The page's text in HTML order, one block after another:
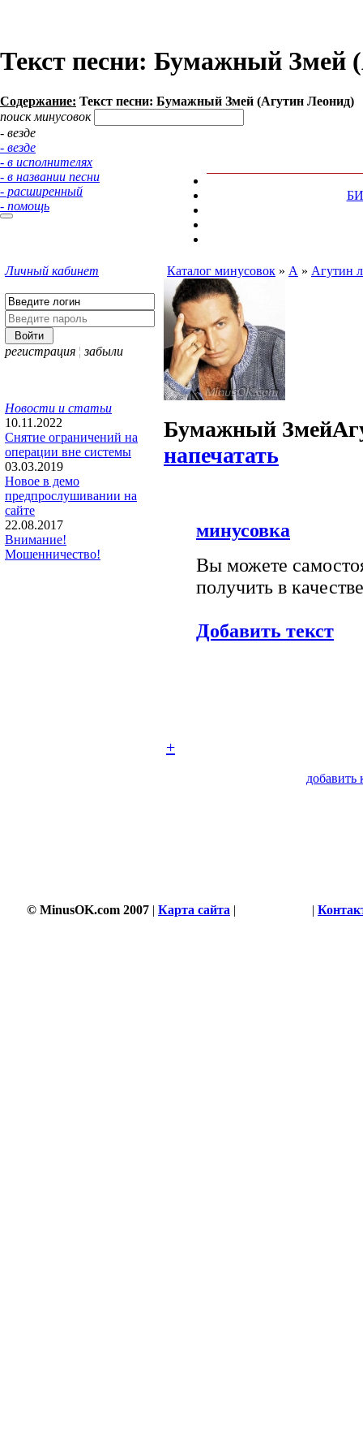
Текст песни: Бумажный Змей
Содержание: Текст песни: Бумажный Змей (Агутин Леонид)
поиск минусовок
- везде
- везде
- в исполнителях
- в названии песни
- расширенный
- помощь
Личный кабинет
регистрация ¦ забыли
Новости и статьи
10.11.2022
Снятие ограничений на
операции вне системы
03.03.2019
Новое в демо
предпрослушивании на
сайте
22.08.2017
Внимание!
Мошенничество!
Каталог минусовок » А » Агутин
Бумажный Змей
напечатать
минусовка
Вы можете
получить в
Добавить текст
+
добавить
© MinusOK.com 2007 | Карта сайта | |